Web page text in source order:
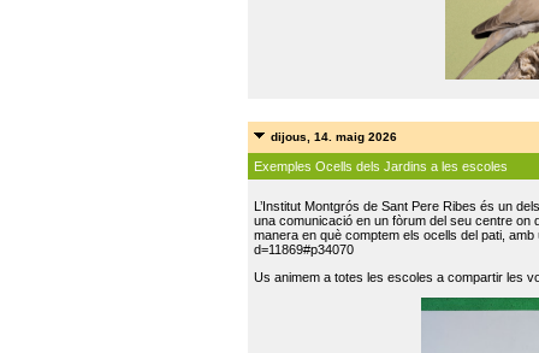
dijous, 14. maig 2026
Exemples Ocells dels Jardins a les escoles
L’Institut Montgrós de Sant Pere Ribes és un
una comunicació en un fòrum del seu centre on
manera en què comptem els ocells del pati,
d=11869#p34070
Us animem a totes les escoles a compartir les